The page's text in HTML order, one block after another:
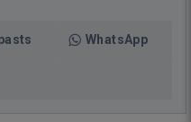
WhatsApp